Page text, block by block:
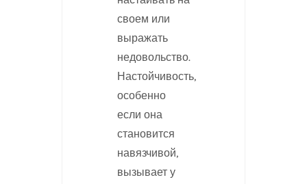
своем или
выражать
недовольство.
Настойчивость,
особенно
если она
становится
навязчивой,
вызывает у